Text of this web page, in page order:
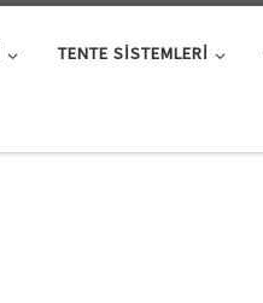
TENTE SISTEMLERI